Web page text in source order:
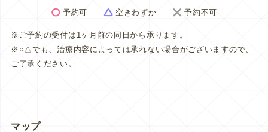
予約可 空きわずか 予約不可
※ご予約の受付は1ヶ月前の同日から承ります。
※○△でも、治療内容によっては承れない場合がございますので、
ご了承ください。
マップ